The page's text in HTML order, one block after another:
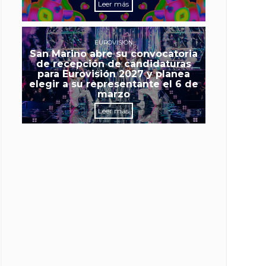
Leer más
EUROVISIÓN
San Marino abre su convocatoria
de recepción de candidaturas
para Eurovisión 2027 y planea
elegir a su representante el 6 de
marzo
Leer más